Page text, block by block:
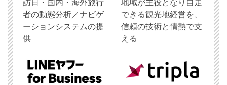
訪日・国内・海外旅行
者の動態分析／ナビゲ
ーションシステムの提
供
地域が主役となり自走
できる観光地経営を、
信頼の技術と情熱で支
える